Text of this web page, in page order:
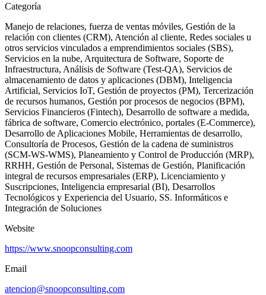
Categoría
Manejo de relaciones, fuerza de ventas móviles, Gestión de la
relación con clientes (CRM), Atención al cliente, Redes sociales u
otros servicios vinculados a emprendimientos sociales (SBS),
Servicios en la nube, Arquitectura de Software, Soporte de
Infraestructura, Análisis de Software (Test-QA), Servicios de
almacenamiento de datos y aplicaciones (DBM), Inteligencia
Artificial, Servicios IoT, Gestión de proyectos (PM), Tercerización
de recursos humanos, Gestión por procesos de negocios (BPM),
Servicios Financieros (Fintech), Desarrollo de software a medida,
fábrica de software, Comercio electrónico, portales (E-Commerce),
Desarrollo de Aplicaciones Mobile, Herramientas de desarrollo,
Consultoría de Procesos, Gestión de la cadena de suministros
(SCM-WS-WMS), Planeamiento y Control de Producción (MRP),
RRHH, Gestión de Personal, Sistemas de Gestión, Planificación
integral de recursos empresariales (ERP), Licenciamiento y
Suscripciones, Inteligencia empresarial (BI), Desarrollos
Tecnológicos y Experiencia del Usuario, SS. Informáticos e
Integración de Soluciones
Website
https://www.snoopconsulting.com
Email
atencion@snoopconsulting.com